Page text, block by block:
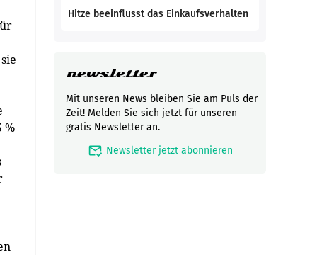
%
Hitze beeinflusst das Einkaufsverhalten
newsletter
Mit unseren News bleiben Sie am Puls der
Zeit! Melden Sie sich jetzt für unseren
gratis Newsletter an.
mark_email_read Newsletter jetzt abonnieren